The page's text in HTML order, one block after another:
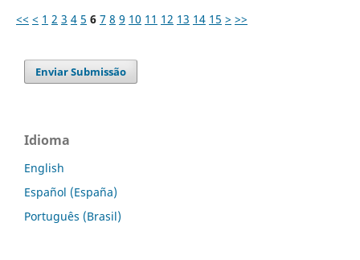
<< < 1 2 3 4 5 6 7 8 9 10 11 12 13 14 15 > >>
Enviar Submissão
Idioma
English
Español (España)
Português (Brasil)